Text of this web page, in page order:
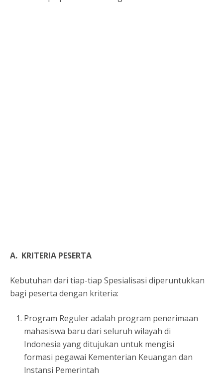
A. KRITERIA PESERTA
Kebutuhan dari tiap-tiap Spesialisasi diperuntukkan
bagi peserta dengan kriteria:
Program Reguler adalah program penerimaan
mahasiswa baru dari seluruh wilayah di
Indonesia yang ditujukan untuk mengisi
formasi pegawai Kementerian Keuangan dan
lnstansi Pemerintah